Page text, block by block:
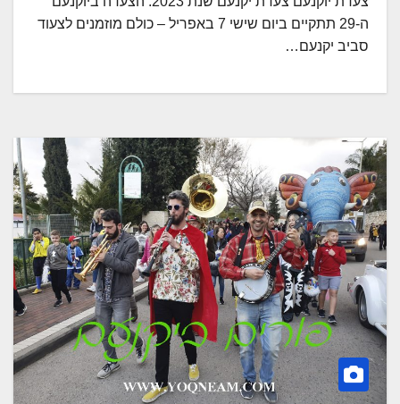
ה-29 תתקיים ביום שישי 7 באפריל – כולם מוזמנים לצעוד
סביב יקנעם…